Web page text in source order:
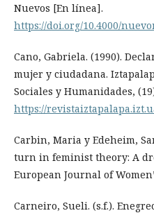
Nuevos [En línea].
https://doi.org/10.4000/
Cano, Gabriela. (1990).
mujer y ciudadana.
Sociales y Humanidades,
https://
Carbin, Maria y Edeheim,
turn in feminist theory: A
European Journal of
Carneiro, Sueli. (s.f.).